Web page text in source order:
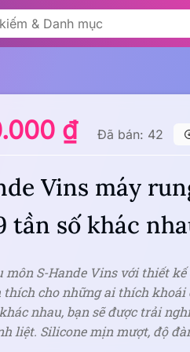
₫ Đã bán: 42
Vins máy
tần số khác
môn S-Hande Vins với thiết
cho những ai thích khoái
nhau, bạn sẽ được trải
liệt. Silicone mịn mượt, độ